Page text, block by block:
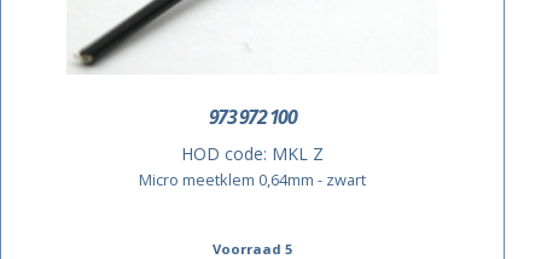
973 972 100
HOD code: MKL Z
Micro meetklem 0,64mm - zwart
Voorraad 5